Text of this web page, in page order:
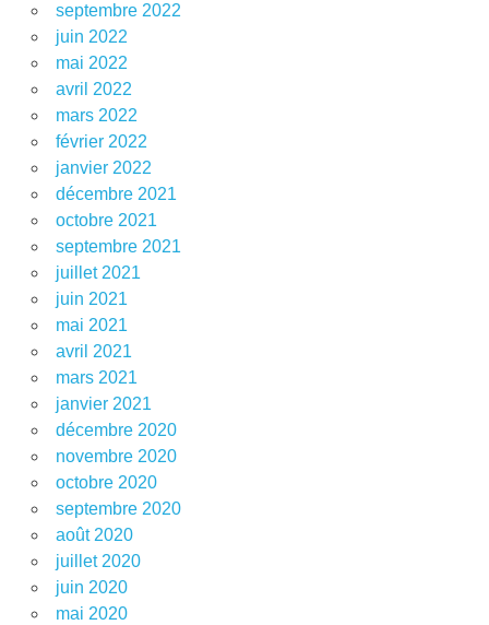
septembre 2022
juin 2022
mai 2022
avril 2022
mars 2022
février 2022
janvier 2022
décembre 2021
octobre 2021
septembre 2021
juillet 2021
juin 2021
mai 2021
avril 2021
mars 2021
janvier 2021
décembre 2020
novembre 2020
octobre 2020
septembre 2020
août 2020
juillet 2020
juin 2020
mai 2020